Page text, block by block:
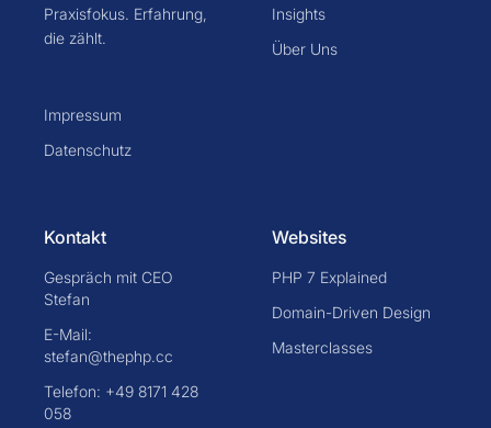
Praxisfokus. Erfahrung,
die zählt.
Impressum
Datenschutz
Insights
Über Uns
Kontakt
Gespräch mit CEO
Stefan
E-Mail:
stefan@thephp.cc
Telefon: +49 8171 428
058
Websites
PHP 7 Explained
Domain-Driven Design
Masterclasses